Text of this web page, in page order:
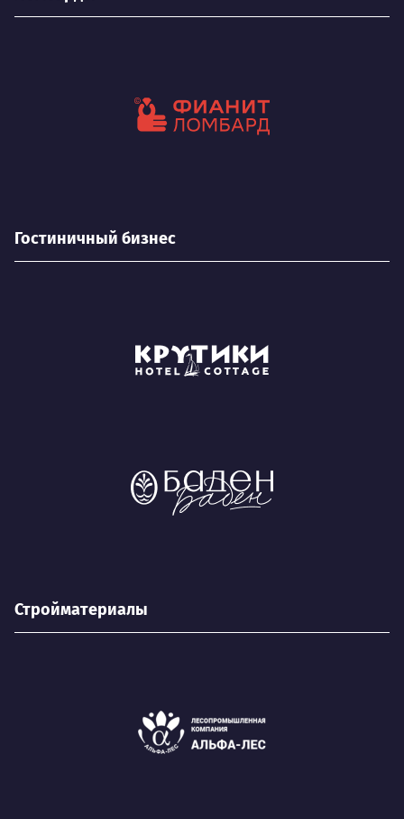
Гостиничный бизнес
Стройматериалы